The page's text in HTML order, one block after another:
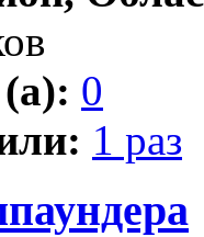
0
1 раз